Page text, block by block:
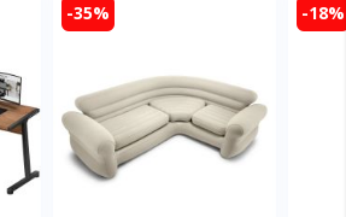
-35% -18%